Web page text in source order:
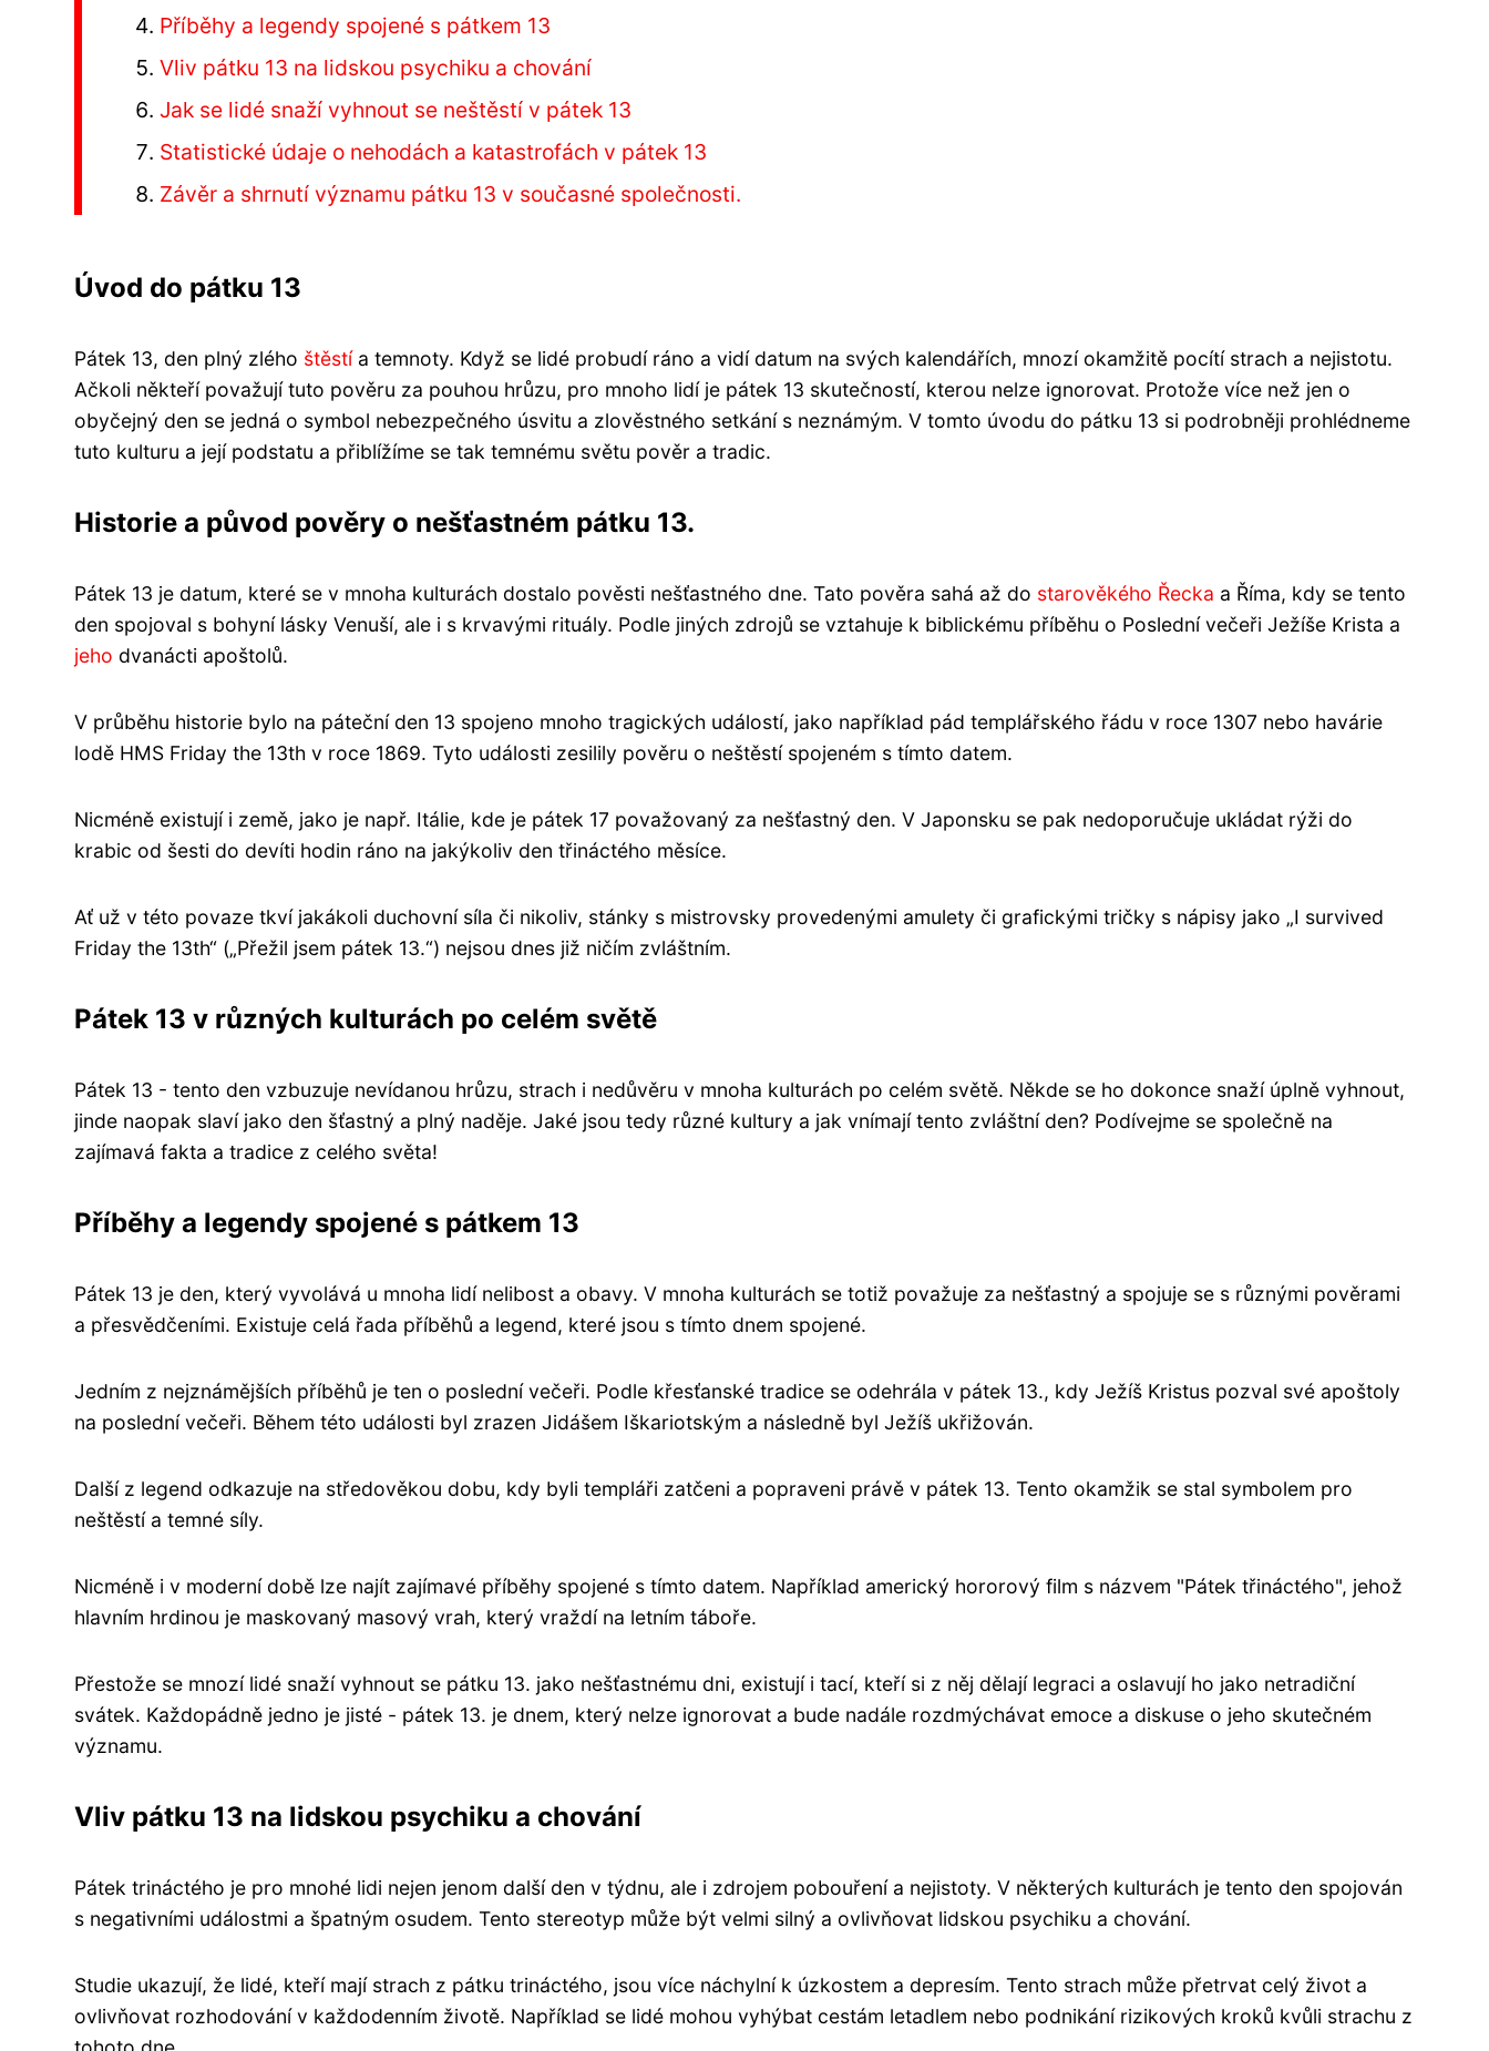
Příběhy a legendy spojené s pátkem 13
Vliv pátku 13 na lidskou psychiku a chování
Jak se lidé snaží vyhnout se neštěstí v pátek 13
Statistické údaje o nehodách a katastrofách v pátek 13
Závěr a shrnutí významu pátku 13 v současné společnosti.
Úvod do pátku 13
Pátek 13, den plný zlého štěstía temnoty. Když se lidé probudí ráno a vidí datum na svých kalendářích, mnozí okamžitě pocítí strach a nejistotu.
Ačkoli někteří považují tuto pověru za pouhou hrůzu, pro mnoho lidí je pátek 13 skutečností, kterou nelze ignorovat. Protože více než jen o
obyčejný den se jedná o symbol nebezpečného úsvitu a zlověstného setkání s neznámým. V tomto úvodu do pátku 13 si podrobněji prohlédneme
tuto kulturu a její podstatu a přiblížíme se tak temnému světu pověr a tradic.
Historie a původ pověry o nešťastném pátku 13.
Pátek 13 je datum, které se v mnoha kulturách dostalo pověsti nešťastného dne. Tato pověra sahá až do starověkého Řecka a Říma, kdy se tento
den spojoval s bohyní lásky Venuší, ale i s krvavými rituály. Podle jiných zdrojů se vztahuje k biblickému příběhu o Poslední večeři Ježíše Krista a
jeho dvanácti apoštolů.
V průběhu historie bylo na páteční den 13 spojeno mnoho tragických událostí, jako například pád templářského řádu v roce 1307 nebo havárie
lodě HMS Friday the 13th v roce 1869. Tyto události zesilily pověru o neštěstí spojeném s tímto datem.
Nicméně existují i země, jako je např. Itálie, kde je pátek 17 považovaný za nešťastný den. V Japonsku se pak nedoporučuje ukládat rýži do
krabic od šesti do devíti hodin ráno na jakýkoliv den třináctého měsíce.
Ať už v této povaze tkví jakákoli duchovní síla či nikoliv, stánky s mistrovsky provedenými amulety či grafickými tričky s nápisy jako „I survived
Friday the 13th“ („Přežil jsem pátek 13.“) nejsou dnes již ničím zvláštním.
Pátek 13 v různých kulturách po celém světě
Pátek 13 - tento den vzbuzuje nevídanou hrůzu, strach i nedůvěru v mnoha kulturách po celém světě. Někde se ho dokonce snaží úplně vyhnout,
jinde naopak slaví jako den šťastný a plný naděje. Jaké jsou tedy různé kultury a jak vnímají tento zvláštní den? Podívejme se společně na
zajímavá fakta a tradice z celého světa!
Příběhy a legendy spojené s pátkem 13
Pátek 13 je den, který vyvolává u mnoha lidí nelibost a obavy. V mnoha kulturách se totiž považuje za nešťastný a spojuje se s různými pověrami
a přesvědčeními. Existuje celá řada příběhů a legend, které jsou s tímto dnem spojené.
Jedním z nejznámějších příběhů je ten o poslední večeři. Podle křesťanské tradice se odehrála v pátek 13., kdy Ježíš Kristus pozval své apoštoly
na poslední večeři. Během této události byl zrazen Jidášem Iškariotským a následně byl Ježíš ukřižován.
Další z legend odkazuje na středověkou dobu, kdy byli templáři zatčeni a popraveni právě v pátek 13. Tento okamžik se stal symbolem pro
neštěstí a temné síly.
Nicméně i v moderní době lze najít zajímavé příběhy spojené s tímto datem. Například americký hororový film s názvem "Pátek třináctého", jehož
hlavním hrdinou je maskovaný masový vrah, který vraždí na letním táboře.
Přestože se mnozí lidé snaží vyhnout se pátku 13. jako nešťastnému dni, existují i tací, kteří si z něj dělají legraci a oslavují ho jako netradiční
svátek. Každopádně jedno je jisté - pátek 13. je dnem, který nelze ignorovat a bude nadále rozdmýchávat emoce a diskuse o jeho skutečném
významu.
Vliv pátku 13 na lidskou psychiku a chování
Pátek trináctého je pro mnohé lidi nejen jenom další den v týdnu, ale i zdrojem pobouření a nejistoty. V některých kulturách je tento den spojován
s negativními událostmi a špatným osudem. Tento stereotyp může být velmi silný a ovlivňovat lidskou psychiku a chování.
Studie ukazují, že lidé, kteří mají strach z pátku trináctého, jsou více náchylní k úzkostem a depresím. Tento strach může přetrvat celý život a
ovlivňovat rozhodování v každodenním životě. Například se lidé mohou vyhýbat cestám letadlem nebo podnikání rizikových kroků kvůli strachu z